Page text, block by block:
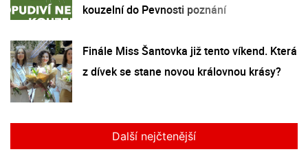
kouzelní do Pevnosti poznání
Finále Miss Šantovka již tento víkend. Která
z dívek se stane novou královnou krásy?
Další nejčtenější